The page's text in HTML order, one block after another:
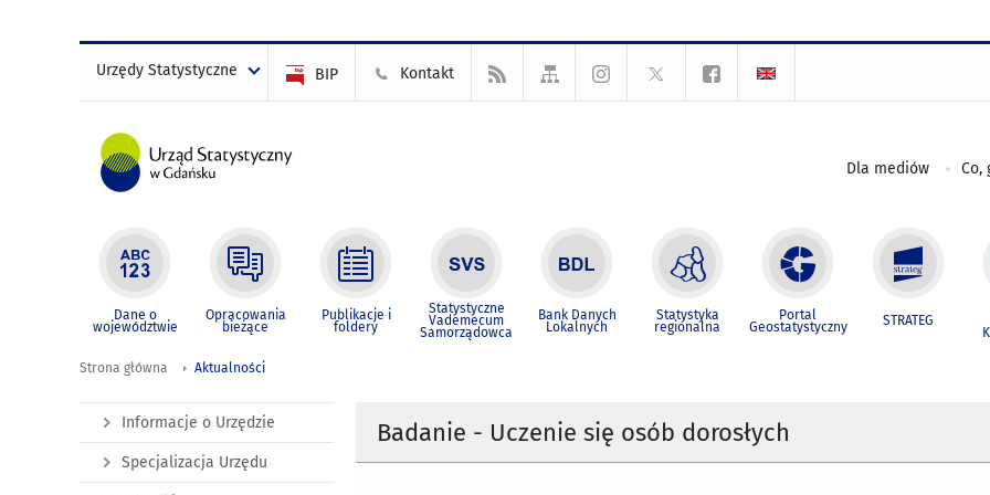
Urzędy Statystyczne BIP Kontakt
Dla mediów Co,
Dane o
województwie
Opracowania
bieżące
Publikacje i
foldery
Statystyczne
Vademecum
Samorządowca
Bank Danych
Lokalnych
Statystyka
regionalna
Portal
Geostatystyczny STRATEG
Strona główna Aktualności
Badanie - Uczenie się osób dorosłych
Informacje o Urzędzie
Specjalizacja Urzędu